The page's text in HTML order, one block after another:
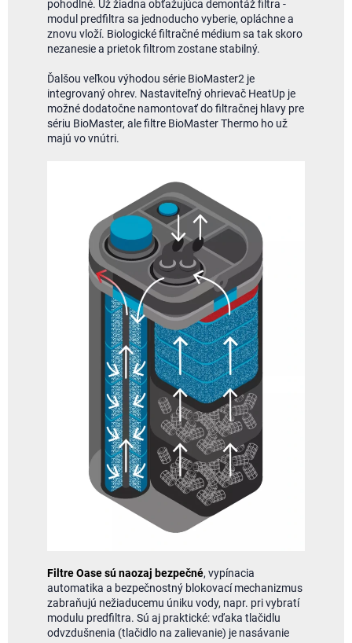
pohodlné. Už žiadna obťažujúca demontáž filtra -
modul predfiltra sa jednoducho vyberie, opláchne a
znovu vloží. Biologické filtračné médium sa tak skoro
nezanesie a prietok filtrom zostane stabilný.
Ďalšou veľkou výhodou série BioMaster2 je
integrovaný ohrev. Nastaviteľný ohrievač HeatUp je
možné dodatočne namontovať do filtračnej hlavy pre
sériu BioMaster, ale filtre BioMaster Thermo ho už
majú vo vnútri.
Filtre Oase sú naozaj bezpečné, vypínacia
automatika a bezpečnostný blokovací mechanizmus
zabraňujú nežiaducemu úniku vody, napr. pri vybratí
modulu predfiltra. Sú aj praktické: vďaka tlačidlu
odvzdušnenia (tlačidlo na zalievanie) je nasávanie